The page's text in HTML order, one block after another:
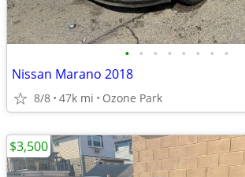
• • • • • • • •
Nissan Marano 2018
8/8 47k mi Ozone Park
$3,500